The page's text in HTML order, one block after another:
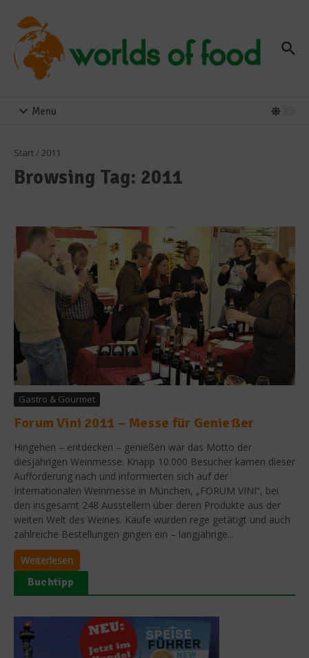
Menu
Start/ 2011
Browsing Tag: 2011
Gastro & Gourmet
Forum Vini 2011 – Messe für Genießer
Hingehen – entdecken – genießen war das Motto der
diesjährigen Weinmesse: Knapp 10.000 Besucher kamen dieser
Aufforderung nach und informierten sich auf der
Internationalen Weinmesse in München, „FORUM VINI“, bei
den insgesamt 248 Ausstellern über deren Produkte aus der
weiten Welt des Weines. Käufe wurden rege getätigt und auch
zahlreiche Bestellungen gingen ein – langjährige...
Weiterlesen
Buchtipp